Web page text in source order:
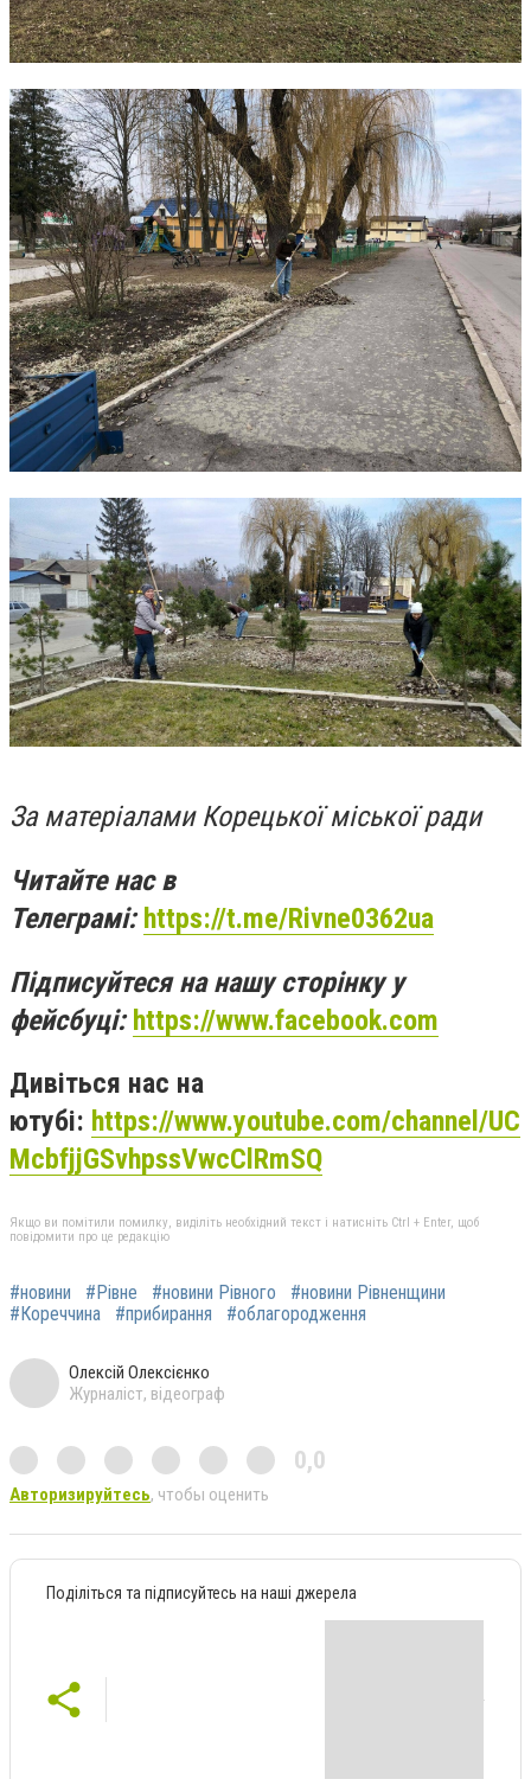
За матеріалами Корецької міської ради
Читайте нас в
Телеграмі: https://t.me/Rivne0362ua
Підписуйтеся на нашу сторінку у
фейсбуці:https://www.facebook.com
Дивіться нас на
ютубі: https://www.youtube.com/channel/UC
McbfjjGSvhpssVwcClRmSQ
Якщо ви помітили помилку, виділіть необхідний текст і натисніть Ctrl + Enter, щоб
повідомити про це редакцію
#новини #Рівне #новини Рівного
#новини Рівненщини
#Кореччина
#прибирання #облагородження
Олексій Олексієнко
Журналіст, відеограф
0,0
Авторизируйтесь, чтобы оценить
Поділіться та підписуйтесь на наші джерела